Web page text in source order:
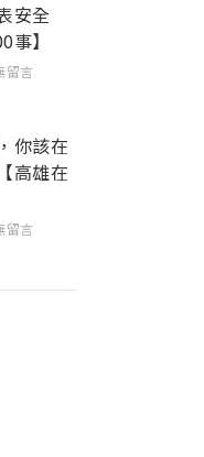
安全
】
留言
你該在
高雄在
留言